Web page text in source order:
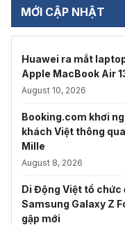
MỚI CẬP NHẬT
Huawei ra mắt
Apple MacBook Air
August 10, 2026
Booking.com khơi
khách Việt thông
Mille
August 8, 2026
Di Động Việt tổ chức
Samsung Galaxy Z
gập mới